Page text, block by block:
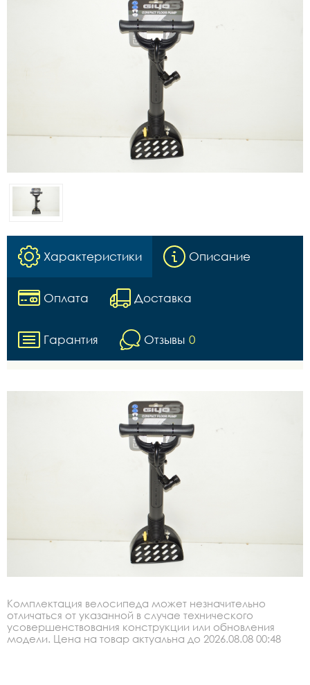
Характеристики Описание
Оплата Доставка
Гарантия Отзывы 0
Комплектация велосипеда может незначительно
отличаться от указанной в случае технического
усовершенствования конструкции или обновления
модели. Цена на товар актуальна до 2026.08.08 00:48